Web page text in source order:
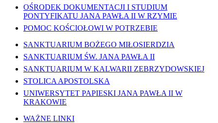
OŚRODEK DOKUMENTACJI I STUDIUM
PONTYFIKATU JANA PAWŁA II W RZYMIE
POMOC KOŚCIOŁOWI W POTRZEBIE
SANKTUARIUM BOŻEGO MIŁOSIERDZIA
SANKTUARIUM ŚW. JANA PAWŁA II
SANKTUARIUM W KALWARII ZEBRZYDOWSKIEJ
STOLICA APOSTOLSKA
UNIWERSYTET PAPIESKI JANA PAWŁA II W
KRAKOWIE
WAŻNE LINKI